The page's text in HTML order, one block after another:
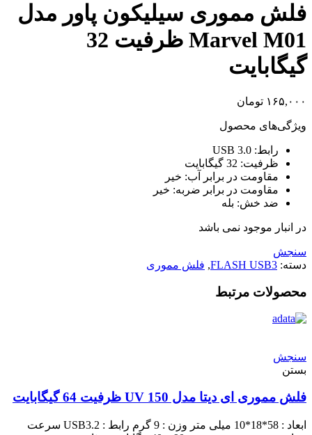
فلش مموری سیلیکون پاور مدل
Marvel M01 ظرفیت 32
گیگابایت
۱۶۵,۰۰۰ تومان
ویژگی‌های محصول
رابط: USB 3.0
ظرفیت: 32 گیگابایت
مقاومت در برابر آب: خیر
مقاومت در برابر ضربه: خیر
ضد خش: بله
در انبار موجود نمی باشد
سنجش
دسته: FLASH USB3
, فلش مموری
محصولات مرتبط
سنجش
بستن
فلش مموری ای دیتا مدل UV 150 ظرفیت 64 گیگابایت
ابعاد : 58*18*10 میلی متر وزن : 9 گرم رابط : USB3.2 سرعت